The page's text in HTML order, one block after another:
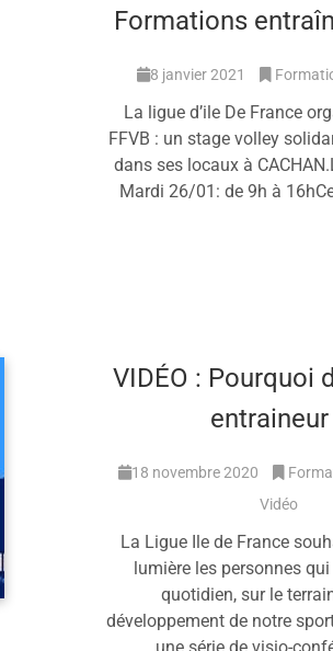
Formations
8 janvier 2021
La ligue d’ile De France
FFVB : un stage volley
dans ses locaux à
Mardi 26/01: de 9h à
VIDÉO : Pourquoi
entraineur
18 novembre 2020
Vidéo
La Ligue Ile de France
lumière les personnes
quotidien, sur le
développement de notre